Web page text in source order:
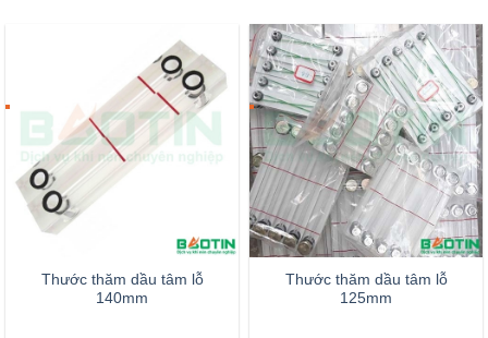
Thước thăm dầu tâm lỗ
140mm
Thước thăm dầu tâm lỗ
125mm